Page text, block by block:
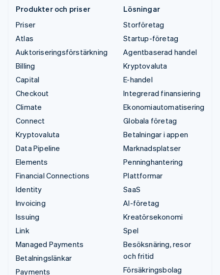
Produkter och priser
Priser
Atlas
Auktoriseringsförstärkning
Billing
Capital
Checkout
Climate
Connect
Kryptovaluta
Data Pipeline
Elements
Financial Connections
Identity
Invoicing
Issuing
Link
Managed Payments
Betalningslänkar
Payments
Lösningar
Storföretag
Startup-företag
Agentbaserad handel
Kryptovaluta
E-handel
Integrerad finansiering
Ekonomiautomatisering
Globala företag
Betalningar i appen
Marknadsplatser
Penninghantering
Plattformar
SaaS
AI-företag
Kreatörsekonomi
Spel
Besöksnäring, resor
och fritid
Försäkringsbolag